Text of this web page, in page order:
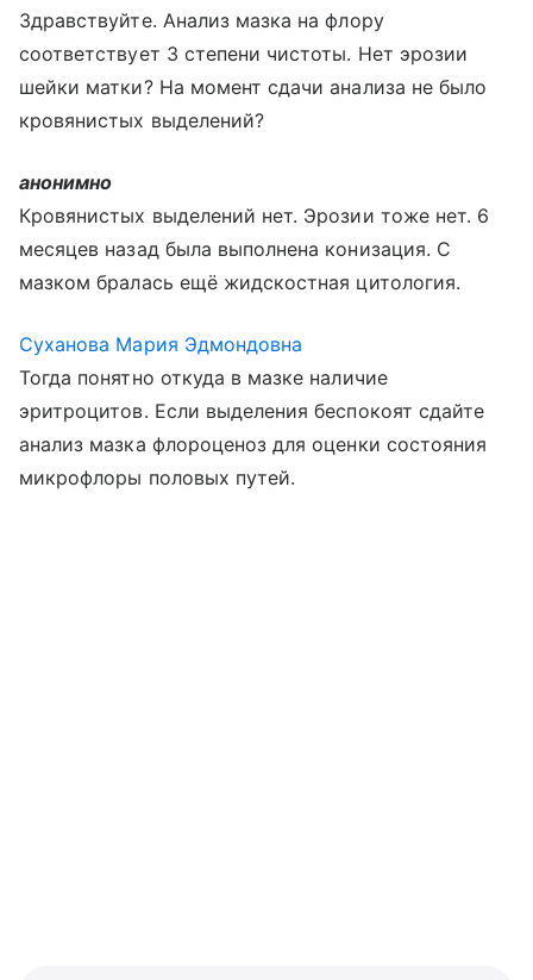
Здравствуйте. Анализ мазка на флору
соответствует 3 степени чистоты. Нет эрозии
шейки матки? На момент сдачи анализа не было
кровянистых выделений?
анонимно
Кровянистых выделений нет. Эрозии тоже нет. 6
месяцев назад была выполнена конизация. С
мазком бралась ещё жидскостная цитология.
Суханова Мария Эдмондовна
Тогда понятно откуда в мазке наличие
эритроцитов. Если выделения беспокоят сдайте
анализ мазка флороценоз для оценки состояния
микрофлоры половых путей.